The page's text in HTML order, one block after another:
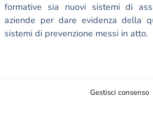
Gestisci consenso
formative sia nuovi sistemi di
aziende per dare evidenza della
sistemi di prevenzione messi in atto.